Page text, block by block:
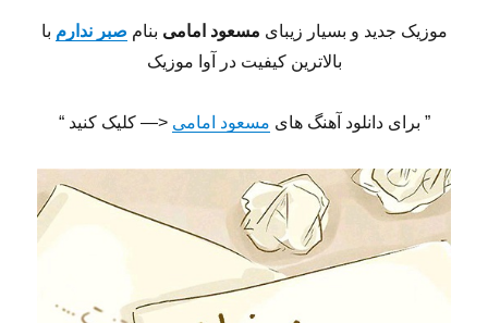
موزیک جدید و بسیار زیبای مسعود امامی بنام صبر ندارم با
بالاترین کیفیت در آوا موزیک
” برای دانلود آهنگ های مسعود امامی <— کلیک کنید “